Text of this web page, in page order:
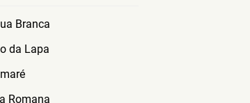
Branca
da Lapa
Romana